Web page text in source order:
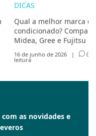
DICAS
Qual a melhor marca
condicionado?
Midea, Gree e Fujitsu
16 de junho de 2026 | 0
leitura
as novidades e